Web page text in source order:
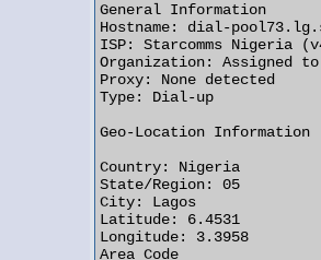
General Information
Hostname: dial-
ISP: Starcomms Nigeria
Organization: Assigned
Proxy: None detected
Type: Dial-up
Geo-Location Information
Country: Nigeria
State/Region: 05
City: Lagos
Latitude: 6.4531
Longitude: 3.3958
Area Code